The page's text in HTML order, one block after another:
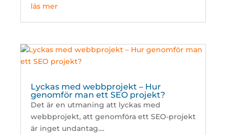
läs mer
Lyckas med webbprojekt – Hur
genomför man ett SEO projekt?
Det är en utmaning att lyckas med
webbprojekt, att genomföra ett SEO-projekt
är inget undantag....